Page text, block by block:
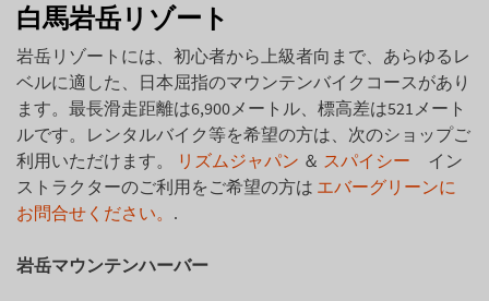
白馬岩岳リゾート
岩岳リゾートには、初心者から上級者向まで、あらゆるレ
ベルに適した、日本屈指のマウンテンバイクコースがあり
ます。最長滑走距離は6,900メートル、標高差は521メート
ルです。レンタルバイク等を希望の方は、次のショップご
利用いただけます。
リズムジャパン ＆ スパイシー イン
ストラクターのご利用をご希望の方は エバーグリーンに
お問合せください。 .
岩岳マウンテンハーバー